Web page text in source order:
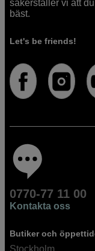
säkerställer vi att
bäst.
Let's be friends!
0770-77 11 00
Kontakta oss
Butiker och
Stockholm